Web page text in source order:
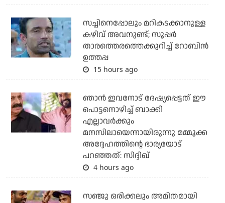
സച്ചിനെപ്പോലും മറികടക്കാനുള്ള
കഴിവ് അവനുണ്ട്; സൂപ്പര്‍
താരത്തെരത്തെക്കുറിച്ച് റോബിന്‍
ഉത്തപ്പ
15 hours ago
ഞാന്‍ ഇവനോട് ദേഷ്യപ്പെട്ടത് ഈ
പൊട്ടനൊഴിച്ച് ബാക്കി
എല്ലാവര്‍ക്കും
മനസിലായെന്നായിരുന്നു മമ്മൂക്ക
അദ്ദേഹത്തിന്റെ ഭാര്യയോട്
പറഞ്ഞത്: സിദ്ദിഖ്
4 hours ago
സഞ്ജു ഒരിക്കലും അമിതമായി